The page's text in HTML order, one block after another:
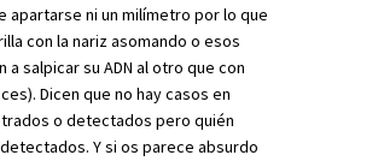
apartarse ni un milímetro por lo que
con la nariz asomando o esos
salpicar su ADN al otro que con
Dicen que no hay casos en
o detectados pero quién
Y si os parece absurdo